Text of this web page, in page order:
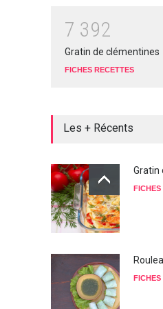
7 392
Gratin de clémentines
FICHES RECETTES
Les + Récents
Gratin